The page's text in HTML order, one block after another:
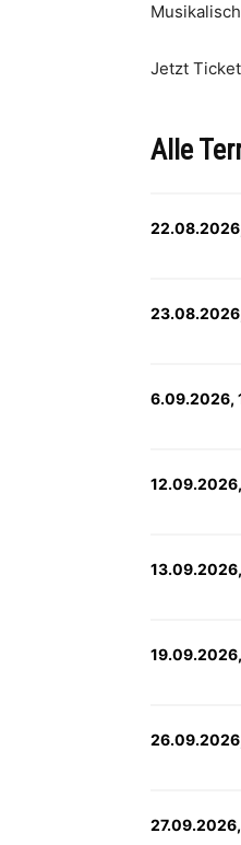
Jetzt
Alle
6.09.2026,